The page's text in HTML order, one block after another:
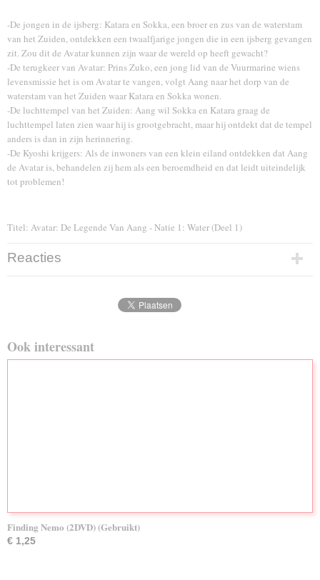
-De jongen in de ijsberg: Katara en Sokka, een broer en zus van de waterstam
van het Zuiden, ontdekken een twaalfjarige jongen die in een ijsberg gevangen
zit. Zou dit de Avatar kunnen zijn waar de wereld op heeft gewacht?
-De terugkeer van Avatar: Prins Zuko, een jong lid van de Vuurmarine wiens
levensmissie het is om Avatar te vangen, volgt Aang naar het dorp van de
waterstam van het Zuiden waar Katara en Sokka wonen.
-De luchttempel van het Zuiden: Aang wil Sokka en Katara graag de
luchttempel laten zien waar hij is grootgebracht, maar hij ontdekt dat de tempel
anders is dan in zijn herinnering.
-De Kyoshi krijgers: Als de inwoners van een klein eiland ontdekken dat Aang
de Avatar is, behandelen zij hem als een beroemdheid en dat leidt uiteindelijk
tot problemen!
Titel: Avatar: De Legende Van Aang - Natie 1: Water (Deel 1)
Reacties
Ook interessant
Finding Nemo (2DVD) (Gebruikt)
€ 1,25